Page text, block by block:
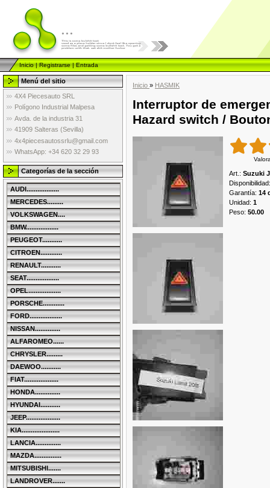
...
Inicio|Registrarse|Entrada
Menú del sitio
4X4 Piecesauto SRL
Polígono Industrial Malpesa
Avda. de la industria 31
41909 Salteras (Sevilla)
4x4piecesautossrlu@gmail.com
WhatsApp: +34 620 32 29 93
Categorías de la sección
AUDI..................
MERCEDES.........
VOLKSWAGEN....
BMW..................
PEUGEOT...........
CITROEN............
RENAULT...........
SEAT..................
OPEL..................
PORSCHE............
FORD..................
NISSAN..............
ALFAROMEO......
CHRYSLER.........
DAEWOO...........
FIAT...................
HONDA..............
HYUNDAI...........
JEEP...................
KIA.....................
LANCIA..............
MAZDA...............
MITSUBISHI.......
LANDROVER.......
Inicio » HASMIK
Interruptor de
Hazard switch /
Art. : Suzuki
Disponibilidad:
Garantía: 14
Unidad: 1
Peso: 50.00